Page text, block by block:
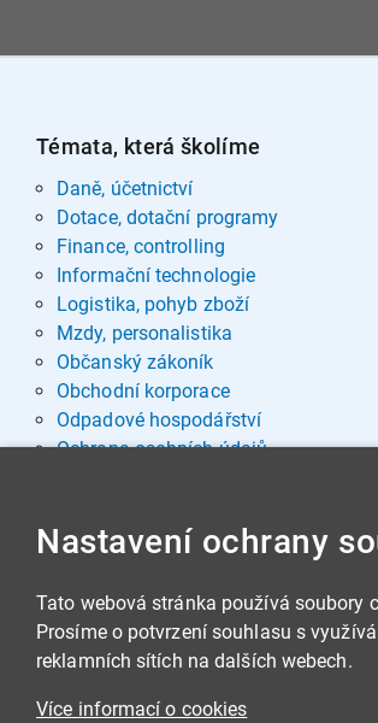
Témata, která školíme
Daně, účetnictví
Dotace, dotační programy
Finance, controlling
Informační technologie
Logistika, pohyb zboží
Mzdy, personalistika
Občanský zákoník
Obchodní korporace
Odpadové hospodářství
Ochrana osobních údajů
Sociální oblast
Stavby, nemovitosti
Veřejná správa
Veřejné zakázky
Životní prostředí
Nastavení ochrany
Tato webová stránka používá soubory
Prosíme o potvrzení souhlasu s
reklamních sítích na dalších webech.
Více informací o cookies